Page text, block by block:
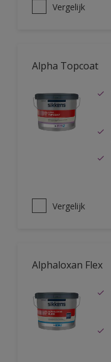
Vergelijk
Alpha Topcoat
Vergelijk
Alphaloxan Flex